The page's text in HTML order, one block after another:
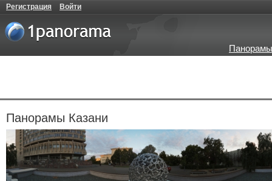
Регистрация Войти
Панорамы Казани